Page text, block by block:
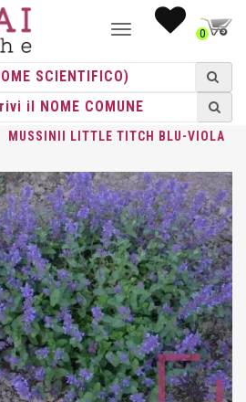
NAVIGAZIONE0
ERBACEE PERENNI /NEPETA / NEPETA
MUSSINII LITTLE TITCH BLU-VIOLA